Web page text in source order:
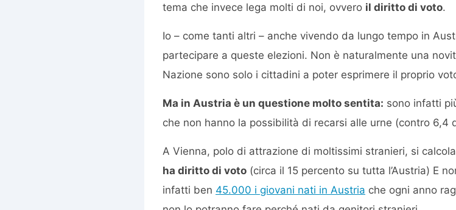
tema che invece lega molti di noi, ovvero il diritto di voto.
Io – come tanti altri – anche vivendo da lungo tempo in
partecipare a queste elezioni. Non è naturalmente una
Nazione sono solo i cittadini a poter esprimere il proprio
Ma in Austria è un questione molto sentita: sono infatti
che non hanno la possibilità di recarsi alle urne (contro 6,4
A Vienna, polo di attrazione di moltissimi stranieri, si
ha diritto di voto (circa il 15 percento su tutta l’Austria) E
infatti ben 45.000 i giovani nati in Austria che ogni anno